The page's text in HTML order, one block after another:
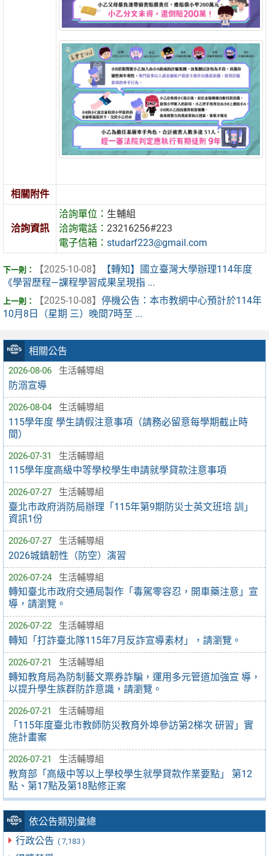
相關公告
2026-08-06 生活輔導組
防溺宣導
2026-08-04 生活輔導組
115學年度 學生請假注意事項（請務必留意每學期截止時
間）
2026-07-31 生活輔導組
115學年度高級中等學校學生申請就學貸款注意事項
2026-07-27 生活輔導組
臺北市政府消防局辦理「115年第9期防災士英文班培 訓」
資訊1份
2026-07-27 生活輔導組
2026城鎮韌性（防空）演習
2026-07-24 生活輔導組
轉知臺北市政府交通局製作「毒駕零容忍，開車藥注意」宣
導，請瀏覽。
2026-07-22 生活輔導組
轉知「打詐臺北隊115年7月反詐宣導素材」，請瀏覽。
2026-07-21 生活輔導組
轉知教育局為防制藝文票券詐騙，運用多元管道加強宣 導，
以提升學生族群防詐意識，請瀏覽。
2026-07-21 生活輔導組
「115年度臺北市教師防災教育外埠參訪第2梯次 研習」實
施計畫案
2026-07-21 生活輔導組
教育部「高級中等以上學校學生就學貸款作業要點」 第12
點、第17點及第18點修正案
依公告類別彙總
行政公告 ( 7,183 )
相關附件
洽詢資訊
洽詢單位： 生輔組
洽詢電話：23216256#223
電子信箱：studarf223@gmail.com
【2025-10-08】
【轉知】國立臺灣大學辦理114年度
《學習歷程—課程學習成果呈現指 ...
【2025-10-08】 停機公告：本市教網中心預計於114年
10月8日（星期 三）晚間7時至 ...